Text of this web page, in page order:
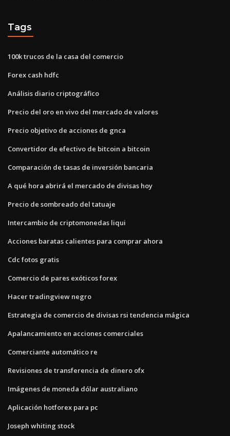
Tags
100k trucos de la casa del comercio
Forex cash hdfc
Análisis diario criptográfico
Precio del oro en vivo del mercado de valores
Precio objetivo de acciones de gnca
Convertidor de efectivo de bitcoin a bitcoin
Comparación de tasas de inversión bancaria
A qué hora abrirá el mercado de divisas hoy
Precio de sombreado del tatuaje
Intercambio de criptomonedas liqui
Acciones baratas calientes para comprar ahora
Cdc fotos gratis
Comercio de pares exóticos forex
Hacer tradingview negro
Estrategia de comercio de divisas rsi tendencia mágica
Apalancamiento en acciones comerciales
Comerciante automático re
Revisiones de transferencia de dinero ofx
Imágenes de moneda dólar australiano
Aplicación hotforex para pc
Joseph whiting stock